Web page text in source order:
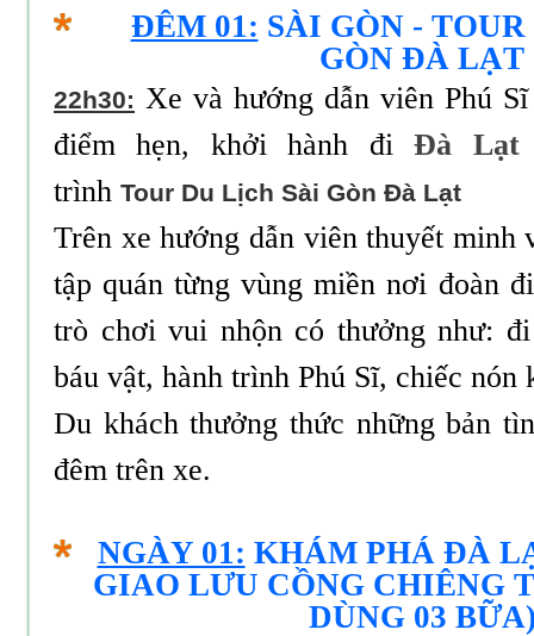
ĐÊM 01: SÀI GÒN -
GÒN ĐÀ LẠT
22h30: Xe và hướng dẫn viên Phú
điểm hẹn, khởi hành điĐà Lạt
trình Tour Du Lịch Sài Gòn Đà Lạt
Trên xe hướng dẫn viên thuyết minh
tập quán từng vùng miền nơi đoàn
trò chơi vui nhộn có thưởng như:
báu vật, hành trình Phú Sĩ, chiếc nón
Du khách thưởng thức những bản
đêm trên xe.
NGÀY 01: KHÁM PHÁ ĐÀ
GIAO LƯU CỒNG CHIÊNG
DÙNG 03